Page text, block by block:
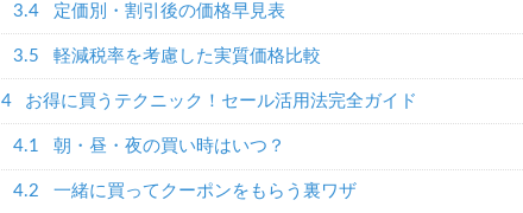
3.4 定価別・割引後の価格早見表
3.5 軽減税率を考慮した実質価格比較
4 お得に買うテクニック！セール活用法完全ガイド
4.1 朝・昼・夜の買い時はいつ？
4.2 一緒に買ってクーポンをもらう裏ワザ